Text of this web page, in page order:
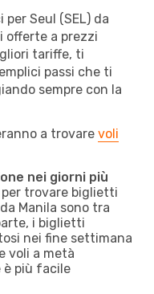
Seul (SEL) da
offerte a prezzi
tariffe, ti
passi che ti
sempre con la
a trovare voli
nei giorni più
trovare biglietti
Manila sono tra
i biglietti
nei fine settimana
voli a metà
è più facile